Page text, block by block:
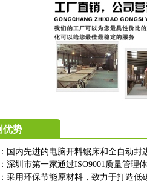
优势
国内先进的电脑开料锯床和全自动封
深圳市第一家通过ISO9001质量管理
采用环保节能原材料，致力于打造低